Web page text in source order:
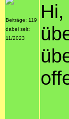
Beiträge: 119
dabei seit:
11/2023